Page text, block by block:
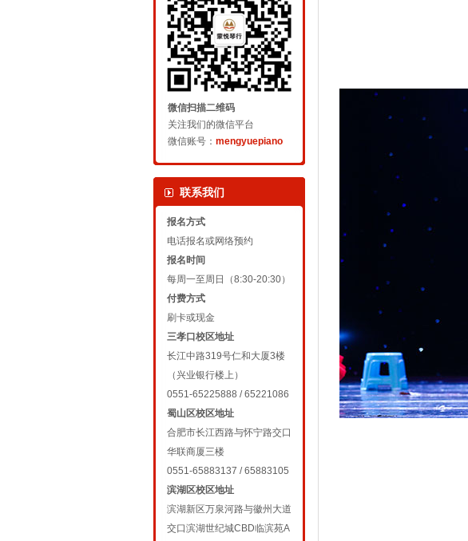
微信扫描二维码
关注我们的微信平台
微信账号： mengyuepiano
联系我们
报名方式
电话报名或网络预约
报名时间
每周一至周日（8:30-20:30）
付费方式
刷卡或现金
三孝口校区地址
长江中路319号仁和大厦3楼
（兴业银行楼上）
0551-65225888 / 65221086
蜀山区校区地址
合肥市长江西路与怀宁路交口
华联商厦三楼
0551-65883137 / 65883105
滨湖区校区地址
滨湖新区万泉河路与徽州大道
交口滨湖世纪城CBD临滨苑A